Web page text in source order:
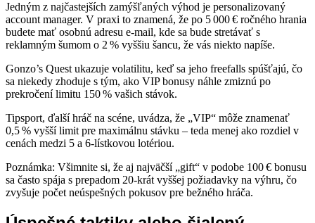
Jedným z najčastejších zamýšľaných výhod je personalizovaný
account manager. V praxi to znamená, že po 5 000 € ročného hrania
budete mať osobnú adresu e‑mail, kde sa bude stretávať s
reklamným šumom o 2 % vyššiu šancu, že vás niekto napíše.
Gonzo’s Quest ukazuje volatilitu, keď sa jeho freefalls spúšťajú, čo
sa niekedy zhoduje s tým, ako VIP bonusy náhle zmiznú po
prekročení limitu 150 % vašich stávok.
Tipsport, ďalší hráč na scéne, uvádza, že „VIP“ môže znamenať
0,5 % vyšší limit pre maximálnu stávku – teda menej ako rozdiel v
cenách medzi 5 a 6‑lístkovou lotériou.
Poznámka: Všimnite si, že aj najväčší „gift“ v podobe 100 € bonusu
sa často spája s prepadom 20‑krát vyššej požiadavky na výhru, čo
zvyšuje počet neúspešných pokusov pre bežného hráča.